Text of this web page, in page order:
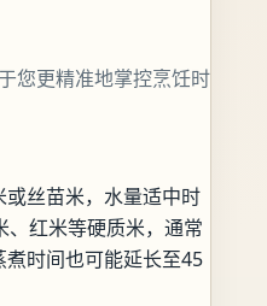
您更精准地掌控烹饪时
或丝苗米，水量适中时
红米等硬质米，通常
时间也可能延长至45